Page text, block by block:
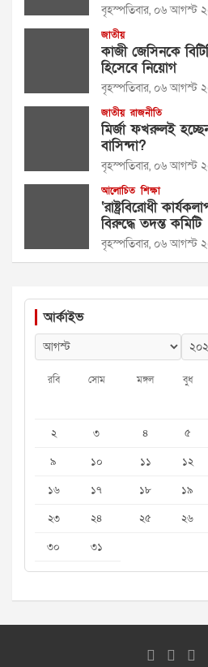
বৃহস্পতিবার, ০৬ আগস্ট
জাতীয়
কাজী জেসিনকে
হিসেবে নিয়োগ
বৃহস্পতিবার, ০৬ আগস্ট
জাতীয় রাজনীতি
মির্জা ফখরুলই
বাসিন্দা?
বৃহস্পতিবার, ০৬ আগস্ট
আলোচিত শিক্ষা
‘রাষ্ট্রবিরোধী
বিরুদ্ধে তদন্ত কমিটি
বৃহস্পতিবার, ০৬ আগস্ট
আর্কাইভ
রবি সোম মঙ্গল বুধ
২
৩ ৪ ৫
৯
১০ ১১ ১২
১৬
১৭ ১৮ ১৯
২৩
২৪ ২৫ ২৬
৩০
৩১